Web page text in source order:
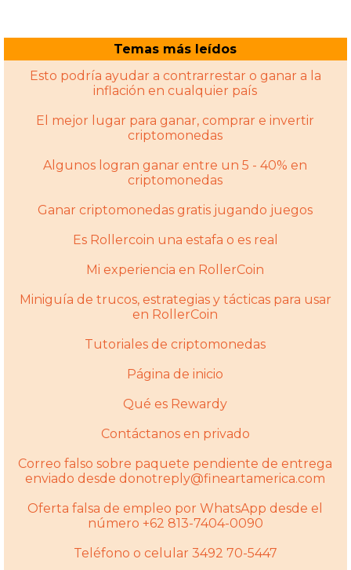
Temas más leídos
Esto podría ayudar a contrarrestar o ganar a la
inflación en cualquier país
El mejor lugar para ganar, comprar e invertir
criptomonedas
Algunos logran ganar entre un 5 - 40% en
criptomonedas
Ganar criptomonedas gratis jugando juegos
Es Rollercoin una estafa o es real
Mi experiencia en RollerCoin
Miniguía de trucos, estrategias y tácticas para usar
en RollerCoin
Tutoriales de criptomonedas
Página de inicio
Qué es Rewardy
Contáctanos en privado
Correo falso sobre paquete pendiente de entrega
enviado desde donotreply@fineartamerica.com
Oferta falsa de empleo por WhatsApp desde el
número +62 813-7404-0090
Teléfono o celular 3492 70-5447